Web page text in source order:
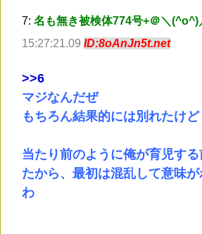
7: 名も無き被検体774号+＠＼(^o^)
15:27:21.09 ID:8oAnJn5t.net
>>6
マジなんだぜ
もちろん結果的には別れたけど
当たり前のように俺が育児す
たから、最初は混乱して意味
わ